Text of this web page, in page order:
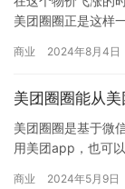
美团圈圈正是这样
成为一…
商业 2024年8月4日
美团圈圈能从
美团圈圈是基于微
用美团app，也可
商业 2024年5月9日